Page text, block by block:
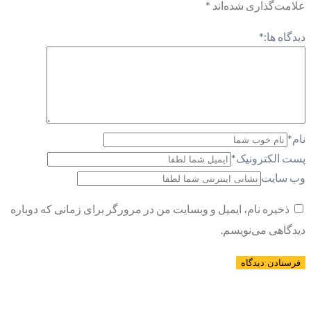
علامت‌گذاری شده‌اند *
دیدگاه ها:*
نام*
پست الکترونیک*
وب سایت
ذخیره نام، ایمیل و وبسایت من در مرورگر برای زمانی که دوباره
دیدگاهی می‌نویسم.